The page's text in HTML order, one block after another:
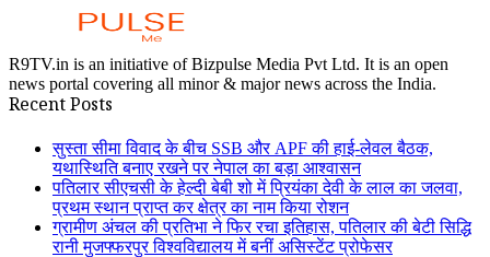
R9TV.in is an initiative of Bizpulse Media Pvt Ltd. It is an open
news portal covering all minor & major news across the India.
Recent Posts
सुस्ता सीमा विवाद के बीच SSB और APF की हाई-लेवल बैठक,
यथास्थिति बनाए रखने पर नेपाल का बड़ा आश्वासन
पतिलार सीएचसी के हेल्दी बेबी शो में प्रियंका देवी के लाल का जलवा,
प्रथम स्थान प्राप्त कर क्षेत्र का नाम किया रोशन
ग्रामीण अंचल की प्रतिभा ने फिर रचा इतिहास, पतिलार की बेटी सिद्धि
रानी मुजफ्फरपुर विश्वविद्यालय में बनीं असिस्टेंट प्रोफेसर